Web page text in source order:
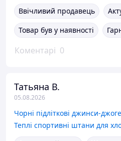
Ввічливий продавець
Товар був у наявності
Коментарі 0
Татьяна В.
05.08.2026